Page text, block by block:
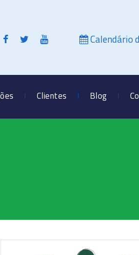
Calendário
Clientes Blog